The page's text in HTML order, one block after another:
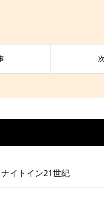
イトイン21世紀